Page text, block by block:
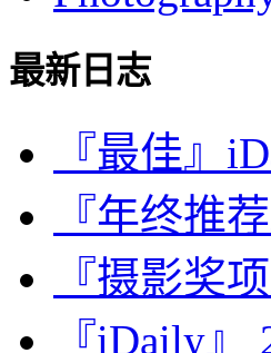
最新日志
『最佳』
『年终推
『摄影奖
『iDaily